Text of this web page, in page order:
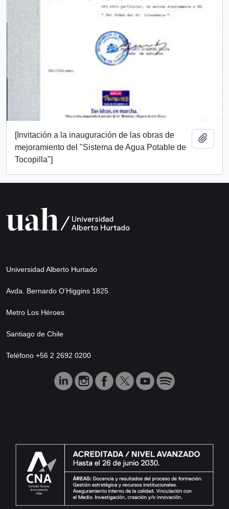
[Invitación a la inauguración de las obras de
mejoramiento del "Sistema de Agua Potable de
Tocopilla"]
Universidad Alberto Hurtado
Avda. Bernardo O’Higgins 1825
Metro Los Héroes
Santiago de Chile
Teléfono +56 2 2692 0200